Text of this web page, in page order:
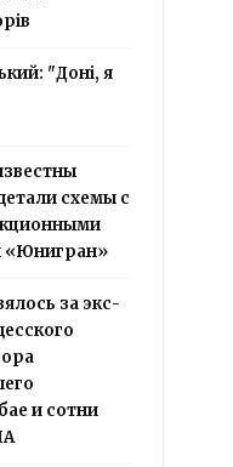
"Доні, я
схемы с
«Юнигран»
за экс-
и сотни